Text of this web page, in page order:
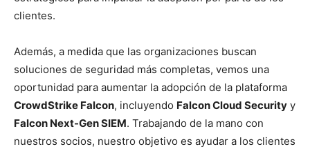
clientes.
Además, a medida que las organizaciones buscan
soluciones de seguridad más completas, vemos una
oportunidad para aumentar la adopción de la plataforma
CrowdStrike Falcon, incluyendo Falcon Cloud Security y
Falcon Next-Gen SIEM. Trabajando de la mano con
nuestros socios, nuestro objetivo es ayudar a los clientes